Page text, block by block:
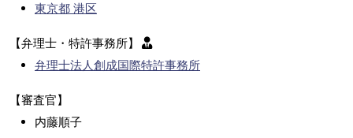
東京都 港区
【弁理士・特許事務所】
弁理士法人創成国際特許事務所
【審査官】
内藤順子